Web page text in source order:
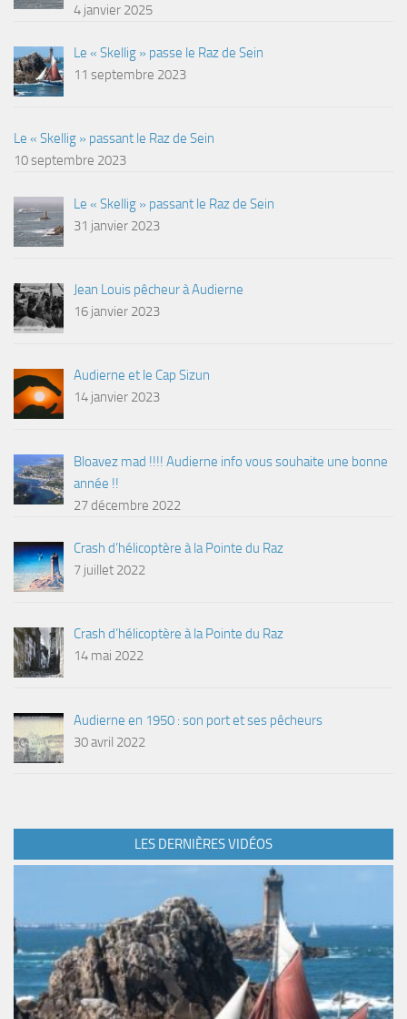
4 janvier 2025
Le « Skellig » passe le Raz de Sein
11 septembre 2023
Le « Skellig » passant le Raz de Sein
10 septembre 2023
Le « Skellig » passant le Raz de Sein
31 janvier 2023
Jean Louis pêcheur à Audierne
16 janvier 2023
Audierne et le Cap Sizun
14 janvier 2023
Bloavez mad !!!! Audierne info vous souhaite une bonne
année !!
27 décembre 2022
Crash d’hélicoptère à la Pointe du Raz
7 juillet 2022
Crash d’hélicoptère à la Pointe du Raz
14 mai 2022
Audierne en 1950 : son port et ses pêcheurs
30 avril 2022
LES DERNIÈRES VIDÉOS